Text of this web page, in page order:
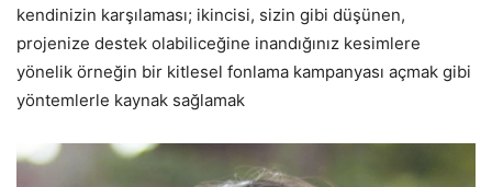
kendinizin karşılaması; ikincisi, sizin gibi düşünen,
projenize destek olabiliceğine inandığınız kesimlere
yönelik örneğin bir kitlesel fonlama kampanyası açmak gibi
yöntemlerle kaynak sağlamak